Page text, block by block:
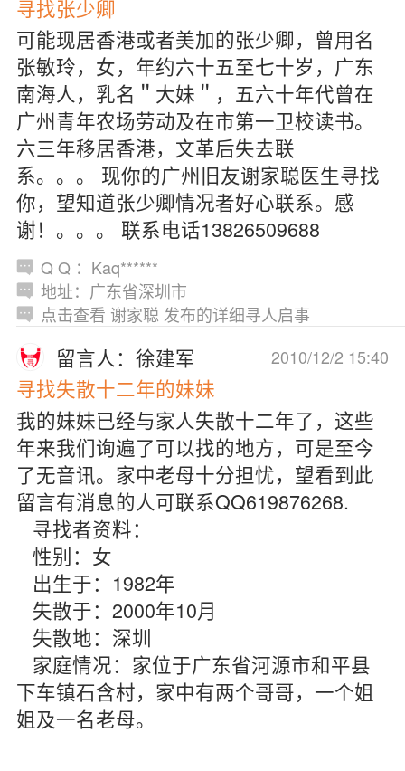
寻找张少卿
可能现居香港或者美加的张少卿，曾用名
张敏玲，女，年约六十五至七十岁，广东
南海人，乳名＂大妹＂，五六十年代曾在
广州青年农场劳动及在市第一卫校读书。
六三年移居香港，文革后失去联
系。。。 现你的广州旧友谢家聪医生寻找
你，望知道张少卿情况者好心联系。感
谢！。。。 联系电话13826509688
Q Q ：Kaq******
地址：广东省深圳市
点击查看 谢家聪 发布的详细寻人启事
2010/12/2 15:40
留言人：徐建军
寻找失散十二年的妹妹
我的妹妹已经与家人失散十二年了，这些
年来我们询遍了可以找的地方，可是至今
了无音讯。家中老母十分担忧，望看到此
留言有消息的人可联系QQ619876268.
寻找者资料：
性别：女
出生于：1982年
失散于：2000年10月
失散地：深圳
家庭情况：家位于广东省河源市和平县
下车镇石含村，家中有两个哥哥，一个姐
姐及一名老母。